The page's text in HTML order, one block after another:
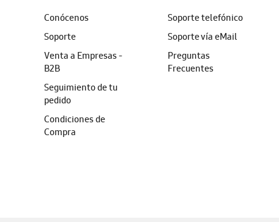
Conócenos
Soporte
Venta a Empresas -
B2B
Seguimiento de tu
pedido
Condiciones de
Compra
Soporte telefónico
Soporte vía eMail
Preguntas
Frecuentes